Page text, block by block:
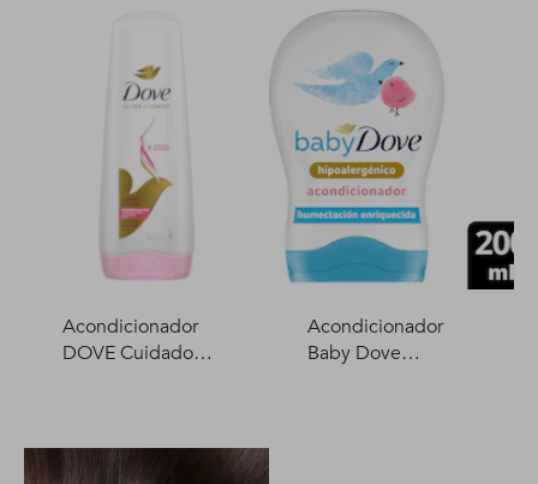
Acondicionador
DOVE Cuidado
Acondicionador
Baby Dove